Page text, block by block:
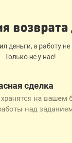
возврата
деньги, а работу
Только не у нас!
сделка
на вашем
над